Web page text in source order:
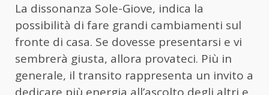
La dissonanza Sole-Giove, indica la
possibilità di fare grandi cambiamenti sul
fronte di casa. Se dovesse presentarsi e vi
sembrerà giusta, allora provateci. Più in
generale, il transito rappresenta un invito a